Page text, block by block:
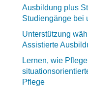
Ausbildung plus
Studiengänge bei
Unterstützung
Assistierte
Lernen, wie
Pflege